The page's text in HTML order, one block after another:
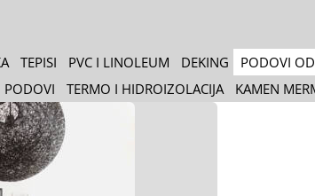
TEPISI PVC I LINOLEUM DEKING PODOVI
PODOVI TERMO I HIDROIZOLACIJA KAMEN